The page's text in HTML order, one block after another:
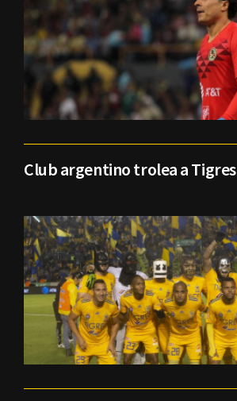
Club argentino trolea a Tigres